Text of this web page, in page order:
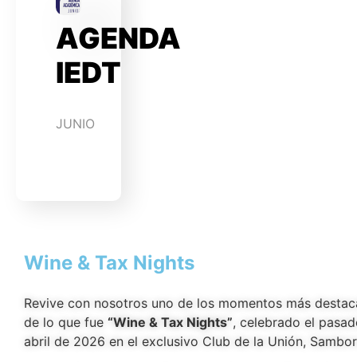
AGENDA
IEDT
JUNIO
Wine & Tax Nights
Revive con nosotros uno de los momentos más
de lo que fue “Wine & Tax Nights”, celebrado el
abril de 2026 en el exclusivo Club de la Unión,